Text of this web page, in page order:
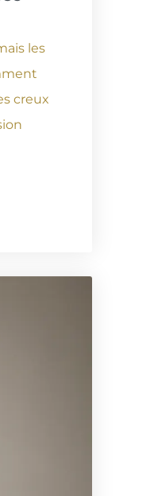
les
creux